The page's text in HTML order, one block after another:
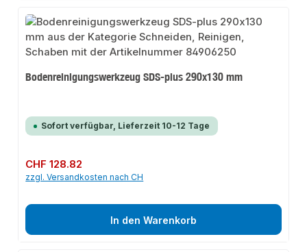
Bodenreinigungswerkzeug SDS-plus 290x130 mm
Sofort verfügbar, Lieferzeit 10-12 Tage
Regulärer Preis:
CHF 128.82
zzgl. Versandkosten nach CH
In den Warenkorb